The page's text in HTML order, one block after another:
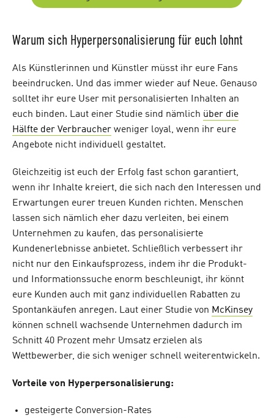
Warum sich Hyperpersonalisierung für euch lohnt
Als Künstlerinnen und Künstler müsst ihr eure Fans
beeindrucken. Und das immer wieder auf Neue. Genauso
solltet ihr eure User mit personalisierten Inhalten an
euch binden. Laut einer Studie sind nämlich über die
Hälfte der Verbraucher weniger loyal, wenn ihr eure
Angebote nicht individuell gestaltet.
Gleichzeitig ist euch der Erfolg fast schon garantiert,
wenn ihr Inhalte kreiert, die sich nach den Interessen und
Erwartungen eurer treuen Kunden richten. Menschen
lassen sich nämlich eher dazu verleiten, bei einem
Unternehmen zu kaufen, das personalisierte
Kundenerlebnisse anbietet. Schließlich verbessert ihr
nicht nur den Einkaufsprozess, indem ihr die Produkt-
und Informationssuche enorm beschleunigt, ihr könnt
eure Kunden auch mit ganz individuellen Rabatten zu
Spontankäufen anregen. Laut einer Studie von McKinsey
können schnell wachsende Unternehmen dadurch im
Schnitt 40 Prozent mehr Umsatz erzielen als
Wettbewerber, die sich weniger schnell weiterentwickeln.
Vorteile von Hyperpersonalisierung:
gesteigerte Conversion-Rates